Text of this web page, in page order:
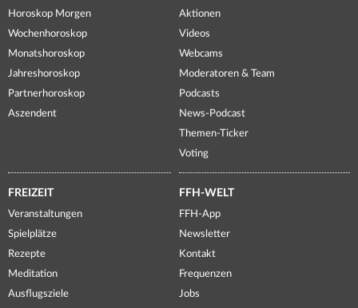
Horoskop Morgen
Wochenhoroskop
Monatshoroskop
Jahreshoroskop
Partnerhoroskop
Aszendent
Aktionen
Videos
Webcams
Moderatoren & Team
Podcasts
News-Podcast
Themen-Ticker
Voting
FREIZEIT
Veranstaltungen
Spielplätze
Rezepte
Meditation
Ausflugsziele
FFH-WELT
FFH-App
Newsletter
Kontakt
Frequenzen
Jobs